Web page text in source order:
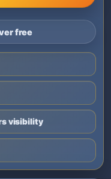
free
visibility